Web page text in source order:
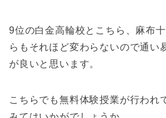
9位の白金高輪校とこちら、麻布
らもそれほど変わらないので通い
が良いと思います。
こちらでも無料体験授業が行われ